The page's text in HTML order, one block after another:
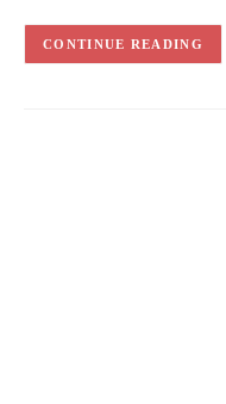
CONTINUE READING